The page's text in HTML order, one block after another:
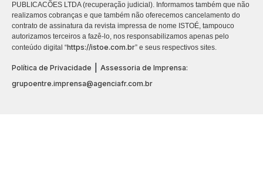
PUBLICACÕES LTDA (recuperação judicial). Informamos também que não
realizamos cobranças e que também não oferecemos cancelamento do
contrato de assinatura da revista impressa de nome ISTOÉ, tampouco
autorizamos terceiros a fazê-lo, nos responsabilizamos apenas pelo
conteúdo digital “https://istoe.com.br” e seus respectivos sites.
Política de Privacidade
Assessoria de Imprensa:
grupoentre.imprensa@agenciafr.com.br